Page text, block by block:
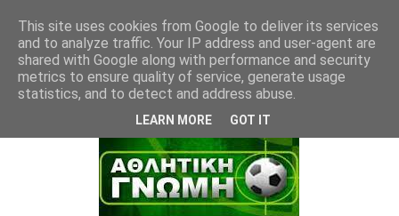
This site uses cookies from Google to deliver its services
and to analyze traffic. Your IP address and user-agent are
shared with Google along with performance and security
metrics to ensure quality of service, generate usage
statistics, and to detect and address abuse.
LEARN MORE GOT IT